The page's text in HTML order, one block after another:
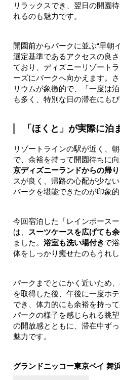
リラックスでき、翌日の開園
れるのも魅力です。
開園前からパークに並ぶ“早朝
選定基準であるアクセスの良
ており、ディズニーリゾート
ーズにパークへ向かえます。
リウムが象徴的で、「一度は
も多く、特別な日の滞在にも
「ほくと」が実際に泊
リゾートラインの駅が近く、
で、余裕を持って開園待ちに
京ディズニーランドからの帰
スが良く、帰路の心配が少な
パークを堪能できたのが印象的
今回宿泊した「レインボース
は、
スーツケースを広げても
ました。 浴室も洗い場付きで
体をしっかり癒せたのもうれし
パークまでとにかく近いため
を取得した後、午後に一度ホ
でき、体力的にも余裕を持っ
パークの様子を感じられる眺
の開放感とともに、滞在中ず
魅力です。
グランドニッコー東京ベイ 舞